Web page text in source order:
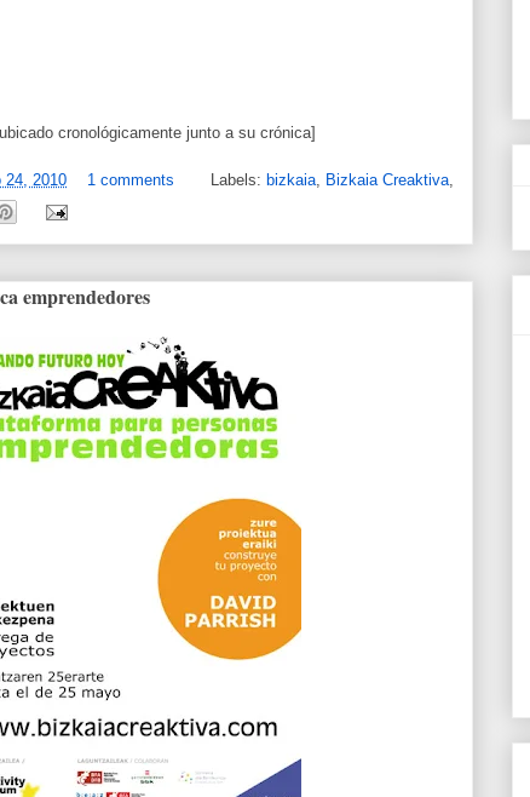
cronológicamente junto a su crónica]
24, 2010 1 comments Labels: bizkaia Bizkaia Creaktiva
emprendedores